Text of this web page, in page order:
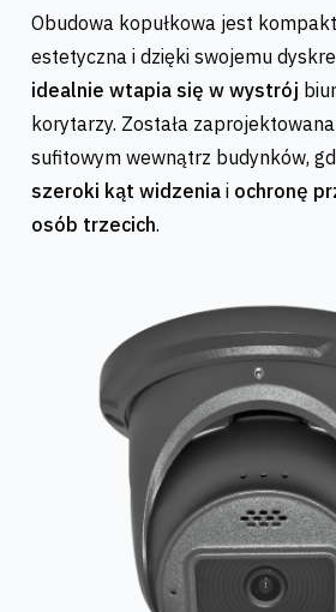
Obudowa kopułkowa jest
estetyczna i dzięki swojemu
idealnie wtapia się w wystrój
korytarzy. Została
sufitowym wewnątrz budynków,
szeroki kąt widzenia i ochronę
osób trzecich.